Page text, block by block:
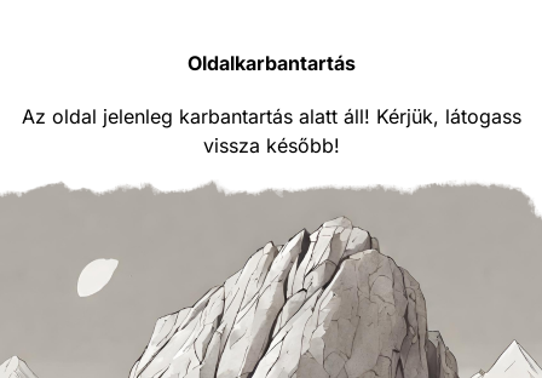
Oldalkarbantartás
Az oldal jelenleg karbantartás alatt áll! Kérjük, látogass
vissza később!